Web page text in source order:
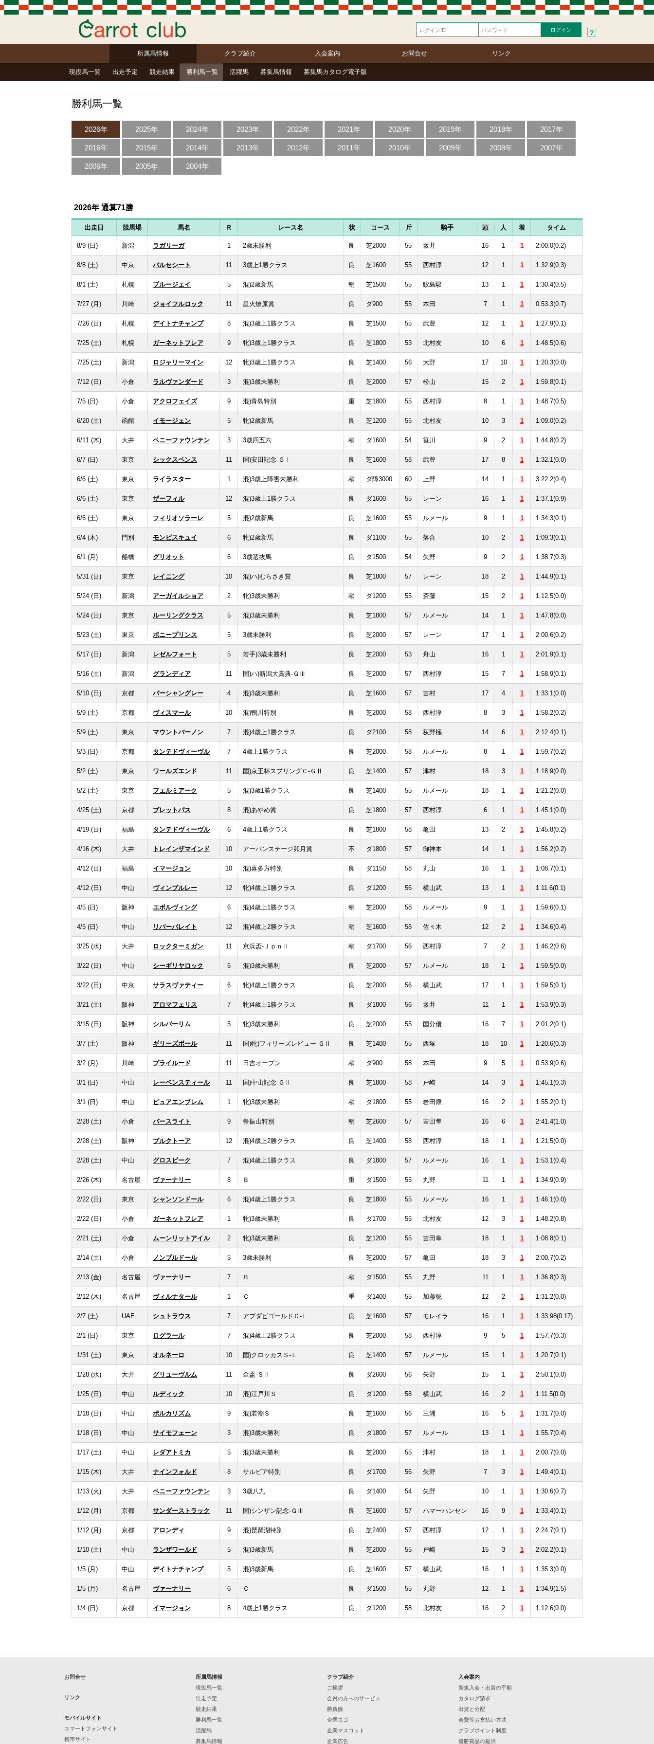
?
所属馬情報 クラブ紹介 入会案内 お問合せ リンク
現役馬一覧 出走予定 競走結果 勝利馬一覧 活躍馬 募集馬情報 募集馬カタログ電子版
勝利馬一覧
2026年 2025年 2024年 2023年 2022年 2021年 2020年 2019年 2018年 2017年
2016年 2015年 2014年 2013年 2012年 2011年 2010年 2009年 2008年 2007年
2006年 2005年 2004年
2026年 通算71勝
出走日 競馬場 馬名 Ｒ レース名 状 コース 斤 騎手 頭 人 着 タイム
8/9 (日) 新潟 ラガリーガ 1 2歳未勝利 良 芝2000 55 坂井 16 1 1 2:00.0(0.2)
8/8 (土) 中京 バルセシート 11 3歳上1勝クラス 良 芝1600 55 西村淳 12 1 1 1:32.9(0.3)
8/1 (土) 札幌 ブルージェイ 5 混)2歳新馬 稍 芝1500 55 鮫島駿 13 1 1 1:30.4(0.5)
7/27 (月) 川崎 ジョイフルロック 11 星火燎原賞 良 ダ900 55 本田 7 1 1 0:53.3(0.7)
7/26 (日) 札幌 デイトナチャンプ 8 混)3歳上1勝クラス 良 芝1500 55 武豊 12 1 1 1:27.9(0.1)
7/25 (土) 札幌 ガーネットフレア 9 牝)3歳上1勝クラス 良 芝1800 53 北村友 10 6 1 1:48.5(0.6)
7/25 (土) 新潟 ロジャリーマイン 12 牝)3歳上1勝クラス 良 芝1400 56 大野 17 10 1 1:20.3(0.0)
7/12 (日) 小倉 ラルヴァンダード 3 混)3歳未勝利 良 芝2000 57 松山 15 2 1 1:59.8(0.1)
7/5 (日) 小倉 アクロフェイズ 9 混)青島特別 重 芝1800 55 西村淳 8 1 1 1:48.7(0.5)
6/20 (土) 函館 イモージェン 5 牝)2歳新馬 良 芝1200 55 北村友 10 3 1 1:09.0(0.2)
6/11 (木) 大井 ペニーファウンテン 3 3歳四五六 稍 ダ1600 54 笹川 9 2 1 1:44.8(0.2)
6/7 (日) 東京 シックスペンス 11 国)安田記念-ＧⅠ 良 芝1600 58 武豊 17 8 1 1:32.1(0.0)
6/6 (土) 東京 ライラスター 1 混)3歳上障害未勝利 稍 ダ障3000 60 上野 14 1 1 3:22.2(0.4)
6/6 (土) 東京 ザーフィル 12 混)3歳上1勝クラス 良 ダ1600 55 レーン 16 1 1 1:37.1(0.9)
6/6 (土) 東京 フィリオソラーレ 5 混)2歳新馬 良 芝1600 55 ルメール 9 1 1 1:34.3(0.1)
6/4 (木) 門別 モンビスキュイ 6 牝)2歳新馬 良 ダ1100 55 落合 10 2 1 1:09.3(0.1)
6/1 (月) 船橋 グリオット 6 3歳選抜馬 良 ダ1500 54 矢野 9 2 1 1:38.7(0.3)
5/31 (日) 東京 レイニング 10 混)ハ)むらさき賞 良 芝1800 57 レーン 18 2 1 1:44.9(0.1)
5/24 (日) 新潟 アーガイルショア 2 牝)3歳未勝利 稍 ダ1200 55 斎藤 15 2 1 1:12.5(0.0)
5/24 (日) 東京 ルーリングクラス 5 混)3歳未勝利 良 芝1800 57 ルメール 14 1 1 1:47.8(0.0)
5/23 (土) 東京 ボニープリンス 5 3歳未勝利 良 芝2000 57 レーン 17 1 1 2:00.6(0.2)
5/17 (日) 新潟 レゼルフォート 5 若手)3歳未勝利 良 芝2000 53 舟山 16 1 1 2:01.9(0.1)
5/16 (土) 新潟 グランディア 11 国)ハ)新潟大賞典-ＧⅢ 良 芝2000 57 西村淳 15 7 1 1:58.9(0.1)
5/10 (日) 京都 パーシャングレー 4 混)3歳未勝利 良 芝1600 57 吉村 17 4 1 1:33.1(0.0)
5/9 (土) 京都 ヴィスマール 10 混)鴨川特別 良 芝2000 58 西村淳 8 3 1 1:58.2(0.2)
5/9 (土) 東京 マウントバーノン 7 混)4歳上1勝クラス 良 ダ2100 58 荻野極 14 6 1 2:12.4(0.1)
5/3 (日) 京都 タンテドヴィーヴル 7 4歳上1勝クラス 良 芝2000 58 ルメール 8 1 1 1:59.7(0.2)
5/2 (土) 東京 ワールズエンド 11 国)京王杯スプリングＣ-ＧⅡ 良 芝1400 57 津村 18 3 1 1:18.9(0.0)
5/2 (土) 東京 フェルミアーク 5 混)3歳1勝クラス 良 芝1400 55 ルメール 18 1 1 1:21.2(0.0)
4/25 (土) 京都 ブレットパス 8 混)あやめ賞 良 芝1800 57 西村淳 6 1 1 1:45.1(0.0)
4/19 (日) 福島 タンテドヴィーヴル 6 4歳上1勝クラス 良 芝1800 58 亀田 13 2 1 1:45.8(0.2)
4/16 (木) 大井 トレインザマインド 10 アーバンステージ卯月賞 不 ダ1800 57 御神本 14 1 1 1:56.2(0.2)
4/12 (日) 福島 イマージョン 10 混)喜多方特別 良 ダ1150 58 丸山 16 1 1 1:08.7(0.1)
4/12 (日) 中山 ヴィンブルレー 12 牝)4歳上1勝クラス 良 ダ1200 56 横山武 13 1 1 1:11.6(0.1)
4/5 (日) 阪神 エボルヴィング 6 混)4歳上1勝クラス 稍 芝2000 58 ルメール 9 1 1 1:59.6(0.1)
4/5 (日) 中山 リバーバレイト 12 混)4歳上2勝クラス 稍 芝1600 58 佐々木 12 2 1 1:34.6(0.4)
3/25 (水) 大井 ロックターミガン 11 京浜盃-ＪｐｎⅡ 稍 ダ1700 56 西村淳 7 2 1 1:46.2(0.6)
3/22 (日) 中山 シーギリヤロック 6 混)3歳未勝利 良 芝2000 57 ルメール 18 1 1 1:59.5(0.0)
3/22 (日) 中京 サラスヴァティー 6 牝)4歳上1勝クラス 良 芝2000 56 横山武 17 1 1 1:59.5(0.1)
3/21 (土) 阪神 アロマフェリス 7 牝)4歳上1勝クラス 良 ダ1800 56 坂井 11 1 1 1:53.9(0.3)
3/15 (日) 阪神 シルバーリム 5 牝)3歳未勝利 良 芝2000 55 国分優 16 7 1 2:01.2(0.1)
3/7 (土) 阪神 ギリーズボール 11 国)牝)フィリーズレビュー-ＧⅡ 良 芝1400 55 西塚 18 10 1 1:20.6(0.3)
3/2 (月) 川崎 プライルード 11 日吉オープン 稍 ダ900 58 本田 9 5 1 0:53.9(0.6)
3/1 (日) 中山 レーベンスティール 11 国)中山記念-ＧⅡ 良 芝1800 58 戸崎 14 3 1 1:45.1(0.3)
3/1 (日) 中山 ピュアエンブレム 1 牝)3歳未勝利 稍 ダ1800 55 岩田康 16 2 1 1:55.2(0.1)
2/28 (土) 小倉 バースライト 9 脊振山特別 稍 芝2600 57 吉田隼 16 6 1 2:41.4(1.0)
2/28 (土) 阪神 ブルクトーア 12 混)4歳上2勝クラス 良 芝1400 58 西村淳 18 1 1 1:21.5(0.0)
2/28 (土) 中山 グロスビーク 7 混)4歳上1勝クラス 良 ダ1800 57 ルメール 16 1 1 1:53.1(0.4)
2/26 (木) 名古屋 ヴァーナリー 8 Ｂ 重 ダ1500 55 丸野 11 1 1 1:34.9(0.9)
2/22 (日) 東京 シャンソンドール 6 混)4歳上1勝クラス 良 芝1800 55 ルメール 16 1 1 1:46.1(0.0)
2/22 (日) 小倉 ガーネットフレア 1 牝)3歳未勝利 良 ダ1700 55 北村友 12 3 1 1:48.2(0.8)
2/21 (土) 小倉 ムーンリットアイル 2 牝)3歳未勝利 良 芝1200 55 吉田隼 18 1 1 1:08.8(0.1)
2/14 (土) 小倉 ノンブルドール 5 3歳未勝利 良 芝2000 57 亀田 18 3 1 2:00.7(0.2)
2/13 (金) 名古屋 ヴァーナリー 7 Ｂ 稍 ダ1500 55 丸野 11 1 1 1:36.8(0.3)
2/12 (木) 名古屋 ヴィルナタール 1 Ｃ 重 ダ1400 55 加藤聡 12 2 1 1:31.2(0.0)
2/7 (土) UAE シュトラウス 7 アブダビゴールドＣ-Ｌ 良 芝1600 57 モレイラ 16 1 1 1:33.98(0.17)
2/1 (日) 東京 ログラール 7 混)4歳上2勝クラス 良 芝2000 58 西村淳 9 5 1 1:57.7(0.3)
1/31 (土) 東京 オルネーロ 10 国)クロッカスＳ-Ｌ 良 芝1400 57 ルメール 15 1 1 1:20.7(0.1)
1/28 (水) 大井 グリューヴルム 11 金盃-ＳⅡ 良 ダ2600 56 矢野 15 1 1 2:50.1(0.0)
1/25 (日) 中山 ルディック 10 混)江戸川Ｓ 良 ダ1200 58 横山武 16 2 1 1:11.5(0.0)
1/18 (日) 中山 ポルカリズム 9 混)若潮Ｓ 良 芝1600 56 三浦 16 5 1 1:31.7(0.0)
1/18 (日) 中山 サイモフェーン 3 混)3歳未勝利 良 ダ1800 57 ルメール 13 1 1 1:55.7(0.4)
1/17 (土) 中山 レダアトミカ 5 混)3歳未勝利 良 芝2000 55 津村 18 1 1 2:00.7(0.0)
1/15 (木) 大井 ナインフォルド 8 サルビア特別 良 ダ1700 56 矢野 7 3 1 1:49.4(0.1)
1/13 (火) 大井 ペニーファウンテン 3 3歳八九 良 ダ1400 54 矢野 10 1 1 1:30.6(0.7)
1/12 (月) 京都 サンダーストラック 11 国)シンザン記念-ＧⅢ 良 芝1600 57 ハマーハンセン 16 9 1 1:33.4(0.1)
1/12 (月) 京都 アロンディ 9 混)琵琶湖特別 良 芝2400 57 西村淳 12 1 1 2:24.7(0.1)
1/10 (土) 中山 ランザワールド 5 混)3歳新馬 良 芝2000 55 戸崎 15 3 1 2:02.2(0.1)
1/5 (月) 中山 デイトナチャンプ 5 混)3歳新馬 良 芝1600 57 横山武 16 1 1 1:35.3(0.0)
1/5 (月) 名古屋 ヴァーナリー 6 Ｃ 良 ダ1500 55 丸野 12 1 1 1:34.9(1.5)
1/4 (日) 京都 イマージョン 8 4歳上1勝クラス 良 ダ1200 58 北村友 16 2 1 1:12.6(0.0)
お問合せ
リンク
モバイルサイト
スマートフォンサイト
携帯サイト
所属馬情報
現役馬一覧
出走予定
競走結果
勝利馬一覧
活躍馬
募集馬情報
クラブ紹介
ご挨拶
会員の方へのサービス
勝負服
企業ロゴ
企業マスコット
企業広告
入会案内
新規入会・出資の手順
カタログ請求
出資と分配
会費等お支払い方法
クラブポイント制度
優勝賞品の提供